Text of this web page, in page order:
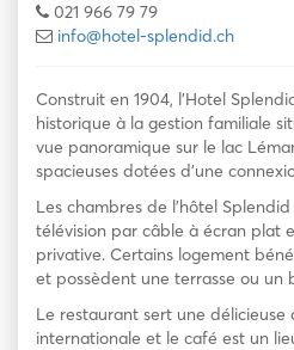
021 966 79 79
info@hotel-splendid.ch
Construit en 1904, l’Hotel
historique à la gestion familiale
vue panoramique sur le lac
spacieuses dotées d’une
Les chambres de l’hôtel
télévision par câble à écran plat
privative. Certains logement
et possèdent une terrasse ou un
Le restaurant sert une délicieuse
internationale et le café est un